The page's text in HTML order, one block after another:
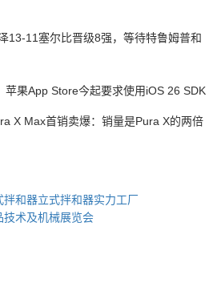
11塞尔比晋级8强，等待特鲁姆普和
果App Store今起要求使用iOS 26 SDK
Max首销卖爆：销量是Pura X的两倍
和器立式拌和器实力工厂
技术及机械展览会